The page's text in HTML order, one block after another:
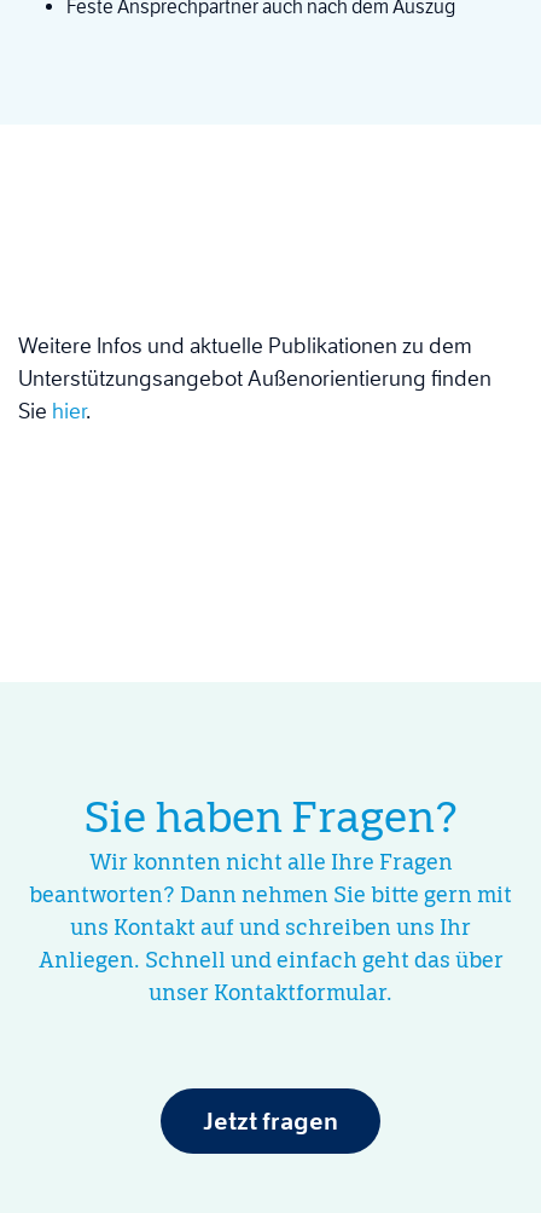
Feste Ansprechpartner auch nach dem Auszug
Weitere Infos und aktuelle Publikationen zu dem
Unterstützungsangebot Außenorientierung finden
Sie hier.
Sie haben Fragen?
Wir konnten nicht alle Ihre Fragen
beantworten? Dann nehmen Sie bitte gern mit
uns Kontakt auf und schreiben uns Ihr
Anliegen. Schnell und einfach geht das über
unser Kontaktformular.
Jetzt fragen